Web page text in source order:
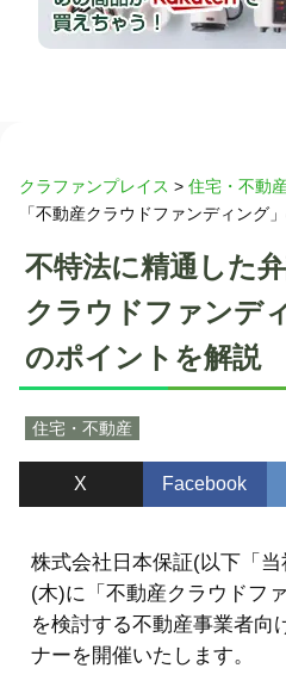
クラファンプレイス > 住宅・不動
「不動産クラウドファンディング
不特法に精通した
クラウドファンデ
のポイントを解説
住宅・不動産
X Facebook
株式会社日本保証(以下「当
(木)に「不動産クラウドフ
を検討する不動産事業者向
ナーを開催いたします。